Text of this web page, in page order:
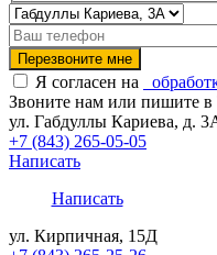
Я согласен на
Звоните нам или пишите
ул. Габдуллы Кариева, д.
+7 (843) 265-05-05
Написать
Написать
ул. Кирпичная, 15Д